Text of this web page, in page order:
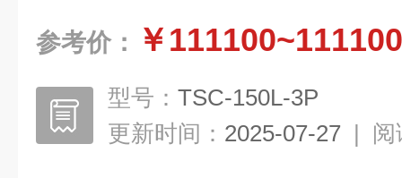
参考价： ￥111100~111100
型号： TSC-150L-3P
更新时间： 2025-07-27 | 阅